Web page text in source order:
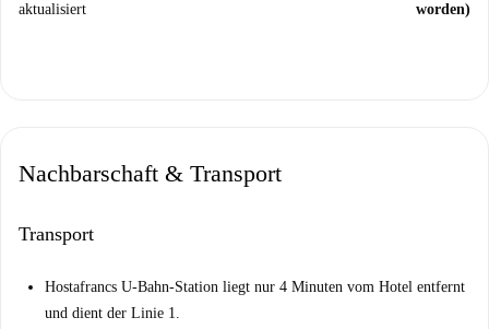
aktualisiert
worden)
Nachbarschaft & Transport
Transport
Hostafrancs U-Bahn-Station liegt nur 4 Minuten vom Hotel entfernt
und dient der Linie 1.